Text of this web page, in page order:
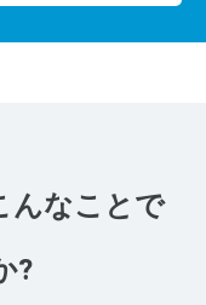
んなことで
?